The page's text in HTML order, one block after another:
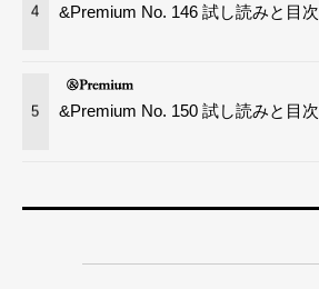
4 &Premium No. 146 試し読みと目次
5 &Premium No. 150 試し読みと目次